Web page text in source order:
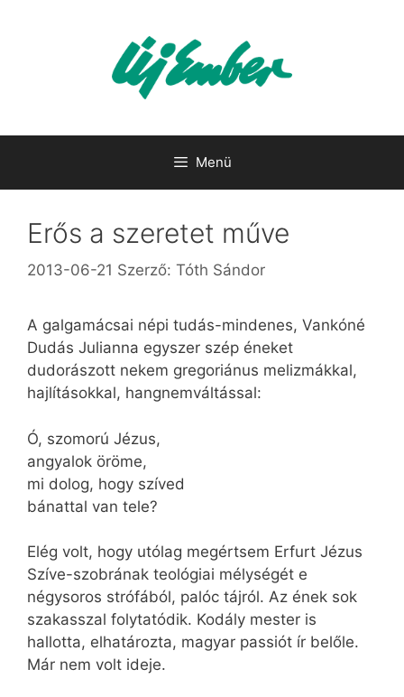
Menü
Erős a szeretet műve
2013-06-21 Szerző: Tóth Sándor
A galgamácsai népi tudás-mindenes, Vankóné
Dudás Julianna egyszer szép éneket
dudorászott nekem gregoriánus melizmákkal,
hajlításokkal, hangnemváltással:
Ó, szomorú Jézus,
angyalok öröme,
mi dolog, hogy szíved
bánattal van tele?
Elég volt, hogy utólag megértsem Erfurt Jézus
Szíve-szobrának teológiai mélységét e
négysoros strófából, palóc tájról. Az ének sok
szakasszal folytatódik. Kodály mester is
hallotta, elhatározta, magyar passiót ír belőle.
Már nem volt ideje.